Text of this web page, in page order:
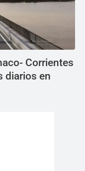
Corrientes
diarios en